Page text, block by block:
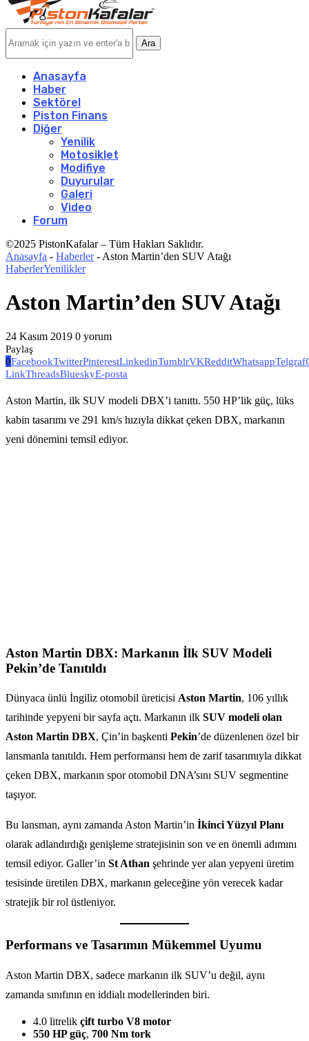
Ara
Anasayfa
Haber
Sektörel
Piston Finans
Diğer
Yenilik
Motosiklet
Modifiye
Duyurular
Galeri
Video
Forum
©2025 PistonKafalar – Tüm Hakları Saklıdır.
Anasayfa - Haberler- Aston Martin’den SUV Atağı
HaberlerYenilikler
Aston Martin’den SUV Atağı
24 Kasım 2019 0 yorum
Paylaş
0FacebookTwitterPinterestLinkedinTumblrVKRedditWhatsappTelgraf
LinkThreadsBlueskyE-posta
Aston Martin, ilk SUV modeli DBX’i tanıttı. 550 HP’lik güç, lüks
kabin tasarımı ve 291 km/s hızıyla dikkat çeken DBX, markanın
yeni dönemini temsil ediyor.
Aston Martin DBX: Markanın İlk SUV Modeli
Pekin’de Tanıtıldı
Dünyaca ünlü İngiliz otomobil üreticisi Aston Martin, 106 yıllık
tarihinde yepyeni bir sayfa açtı. Markanın ilk SUV modeli olan
Aston Martin DBX, Çin’in başkenti Pekin’de düzenlenen özel bir
lansmanla tanıtıldı. Hem performansı hem de zarif tasarımıyla dikkat
çeken DBX, markanın spor otomobil DNA’sını SUV segmentine
taşıyor.
Bu lansman, aynı zamanda Aston Martin’in İkinci Yüzyıl Planı
olarak adlandırdığı genişleme stratejisinin son ve en önemli adımını
temsil ediyor. Galler’in St Athan şehrinde yer alan yepyeni üretim
tesisinde üretilen DBX, markanın geleceğine yön verecek kadar
stratejik bir rol üstleniyor.
Performans ve Tasarımın Mükemmel Uyumu
Aston Martin DBX, sadece markanın ilk SUV’u değil, aynı
zamanda sınıfının en iddialı modellerinden biri.
4.0 litrelik çift turbo V8 motor
550 HP güç, 700 Nm tork